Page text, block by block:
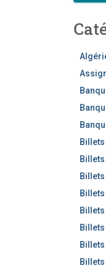
e
Billets
Billets